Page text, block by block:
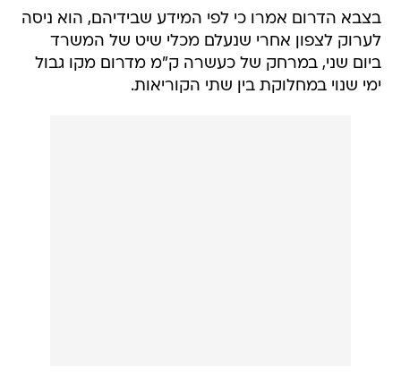
בצבא הדרום אמרו כי לפי המידע שבידיהם, הוא ניסה
לערוק לצפון אחרי שנעלם מכלי שיט של המשרד
ביום שני, במרחק של כעשרה ק"מ מדרום מקו גבול
ימי שנוי במחלוקת בין שתי הקוריאות.